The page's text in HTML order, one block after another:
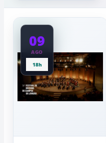
feira
09
AGO
18h